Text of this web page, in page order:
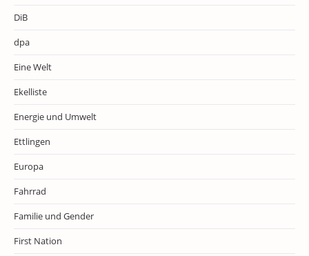
DiB
dpa
Eine Welt
Ekelliste
Energie und Umwelt
Ettlingen
Europa
Fahrrad
Familie und Gender
First Nation